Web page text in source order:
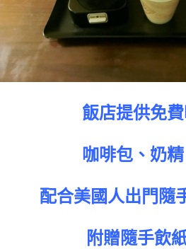
飯店提供免
咖啡包、奶
配合美國人出門隨
附贈隨手飲